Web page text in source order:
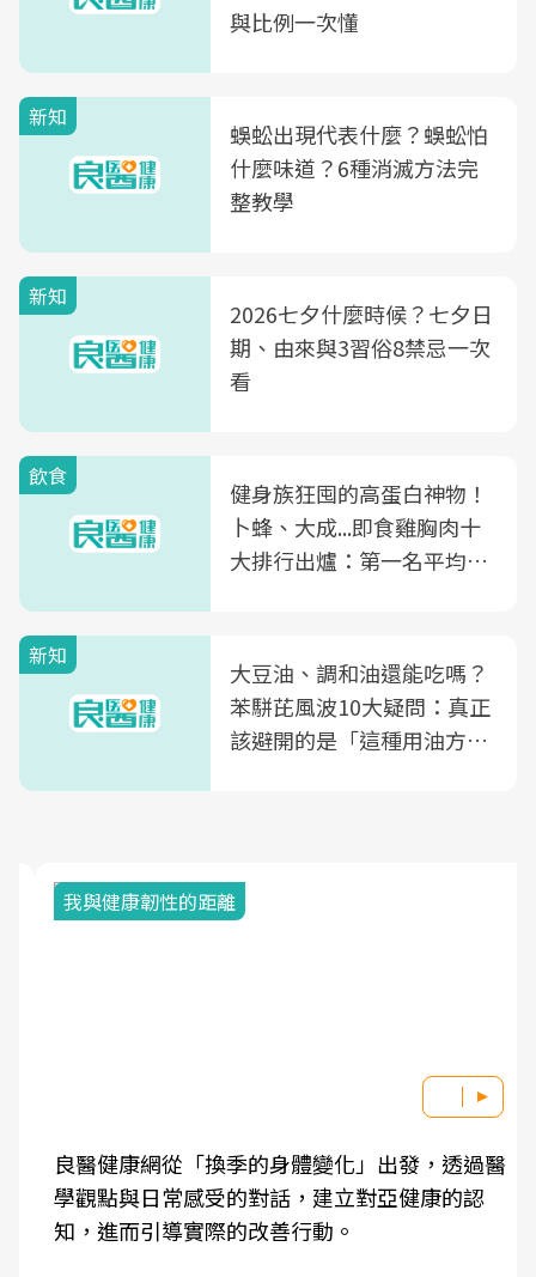
與比例一次懂
新知
蜈蚣出現代表什麼？蜈蚣怕
什麼味道？6種消滅方法完
整教學
新知
2026七夕什麼時候？七夕日
期、由來與3習俗8禁忌一次
看
飲食
健身族狂囤的高蛋白神物！
卜蜂、大成...即食雞胸肉十
大排行出爐：第一名平均一
新知
大豆油、調和油還能吃嗎？
苯駢芘風波10大疑問：真正
該避開的是「這種用油方
我與健康韌性的距離
良醫健康網從「換季的身體變化」出發，透過醫
學觀點與日常感受的對話，建立對亞健康的認
知，進而引導實際的改善行動。